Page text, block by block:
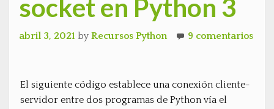
socket en Python 3
abril 3, 2021 by Recursos Python 9 comentarios
El siguiente código establece una conexión cliente-
servidor entre dos programas de Python vía el